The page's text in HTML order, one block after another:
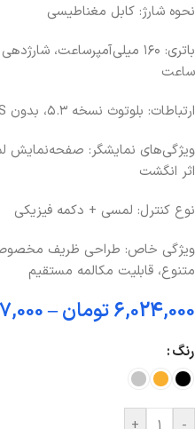
نحوه شارژ: کابل مغناطیسی
ساعت
ارتباطات: بلوتوث نسخه ۵.۳، بدون GPS و NFC
ویژگی‌های نمایشگر:
اثر انگشت
نوع کنترل: لمسی + دکمه فیزیکی
ویژگی خاص: طراحی ظریف مخصوص
متنوع، قابلیت مکالمه مستقیم
6,024,000تومان–
رنگ